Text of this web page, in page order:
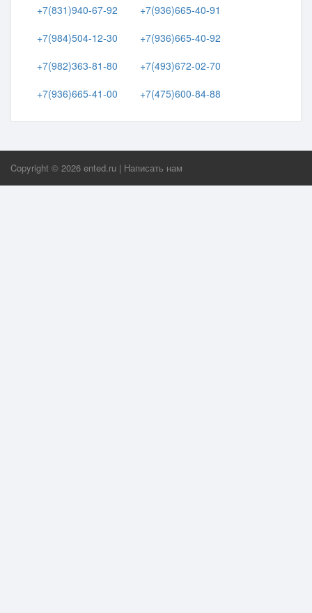
+7(831)940-67-92
+7(936)665-40-91
+7(984)504-12-30
+7(936)665-40-92
+7(982)363-81-80
+7(493)672-02-70
+7(936)665-41-00
+7(475)600-84-88
Copyright © 2026 ented.ru | Написать нам